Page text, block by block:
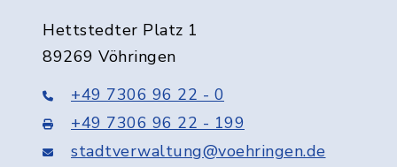
Hettstedter Platz 1
89269 Vöhringen
+49 7306 96 22 - 0
+49 7306 96 22 - 199
stadtverwaltung@voehringen.de